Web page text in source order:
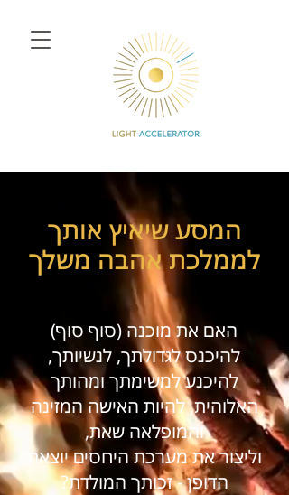
המסע שיאיץ אותך
לממלכת אהבה משלך
האם את מוכנה (סוף סוף)
להיכנס לגדולתך, לנשיותך,
להיכנע למשימתך ומהותך
האלוהית, להיות האישה המזינה
והמופלאה שאת,
וליצור את מערכת היחסים יוצאת
הדופן - זכותך המולדת?